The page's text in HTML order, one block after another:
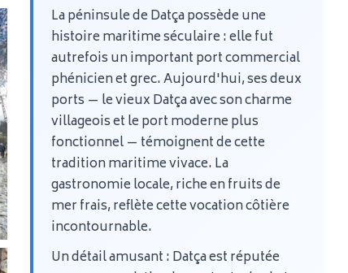
La péninsule de Datça possède une
histoire maritime séculaire : elle fut
autrefois un important port commercial
phénicien et grec. Aujourd'hui, ses deux
ports — le vieux Datça avec son charme
villageois et le port moderne plus
fonctionnel — témoignent de cette
tradition maritime vivace. La
gastronomie locale, riche en fruits de
mer frais, reflète cette vocation côtière
incontournable.
Un détail amusant : Datça est réputée